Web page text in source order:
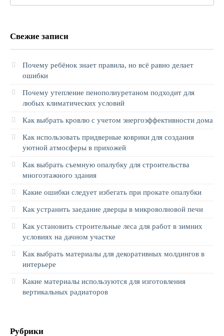
Свежие записи
Почему ребёнок знает правила, но всё равно делает
ошибки
Почему утепление пенополиуретаном подходит для
любых климатических условий
Как выбрать кровлю с учетом энергоэффективности дома
Как использовать придверные коврики для создания
уютной атмосферы в прихожей
Как выбрать съемную опалубку для строительства
многоэтажного здания
Какие ошибки следует избегать при прокате опалубки
Как устранить заедание дверцы в микроволновой печи
Как установить строительные леса для работ в зимних
условиях на дачном участке
Как выбрать материалы для декоративных молдингов в
интерьере
Какие материалы используются для изготовления
вертикальных радиаторов
Рубрики